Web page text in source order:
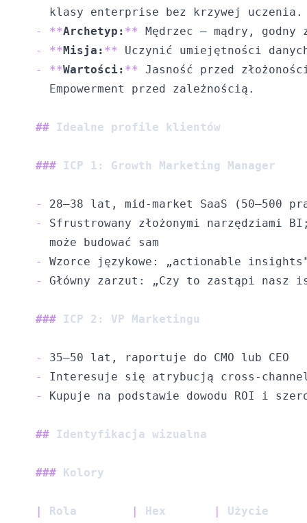
-
**Archetyp: **
-
**Misja: **
-
**Wartości: **
## Idealne profile klientów
### ICP 1: Growth Marketing Manager
-
-
-
-
### ICP 2: VP Marketingu
-
-
-
## Identyfikacja wizualna
### Kolory
Rola Hex